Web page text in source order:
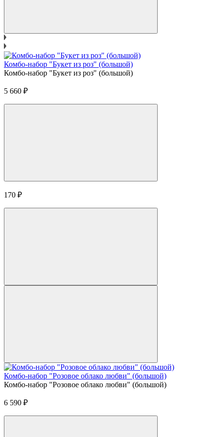
Комбо-набор "Букет из роз" (большой)
Комбо-набор "Букет из роз" (большой)
5 660 ₽
170 ₽
Комбо-набор "Розовое облако любви" (большой)
Комбо-набор "Розовое облако любви" (большой)
6 590 ₽